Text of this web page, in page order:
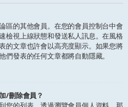
區的其他會員。在您的會員控制台中會
檢視上線狀態和發送私人訊息。在風格
的文章也許會以高亮度顯示。如果您將
們發表的任何文章都將自動隱藏。
/刪除會員？